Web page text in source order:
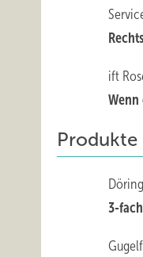
ift
Wenn
Produkte
3-